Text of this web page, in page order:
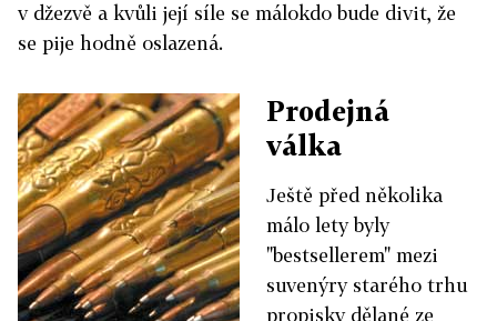
v džezvě a kvůli její síle se málokdo bude divit, že
se pije hodně oslazená.
Prodejná
válka
Ještě před několika
málo lety byly
"bestsellerem" mezi
suvenýry starého trhu
propisky dělané ze